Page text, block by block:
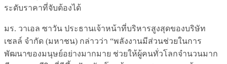
ระดับราคาที่จับต้องได้
มร. วาเอล ซาวัน ประธานเจ้าหน้าที่บริหารสูงสุดของบริษัท
เชลล์ จำกัด (มหาชน) กล่าวว่า “พลังงานมีส่วนช่วยในการ
พัฒนาของมนุษย์อย่างมากมาย ช่วยให้ผู้คนทั่วโลกจำนวนมาก